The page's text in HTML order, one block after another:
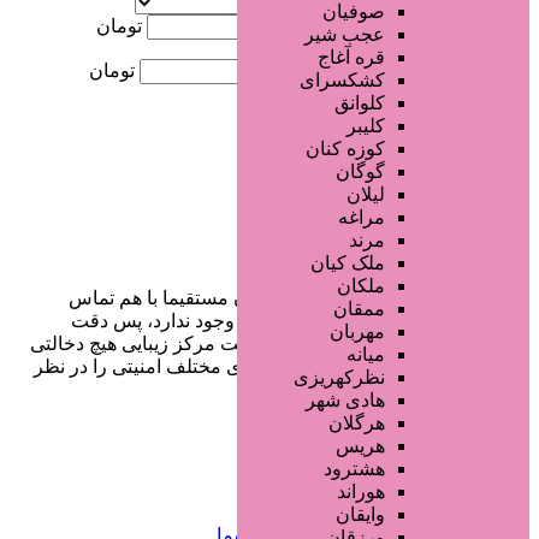
صوفیان
عجب شیر
قره آغاج
کشکسرای
کلوانق
کلیبر
کوزه کنان
گوگان
لیلان
مراغه
مرند
ملک کیان
ملکان
ممقان
مهربان
میانه
نظرکهریزی
هادی شهر
هرگلان
هریس
هشترود
هوراند
وایقان
کمترین قیمت
تومان
بیشترین قیمت تومان
در سایت تبلیغاتی مرکز زیبایی کاربران مستقیما با هم تماس
می‌گیرند و هیچ واسطه‌ای در این میان وجود ندارد، پس دقت
فرمایید که در خرید و فروشِ شما سایت مرکز زیبایی هیچ دخالتی
نداشته و کاربران باید خودشان جنبه‌های مختلف امنیتی را در نظر
دسترسی سریع
صفحه اختصاصی کسب و کار شما